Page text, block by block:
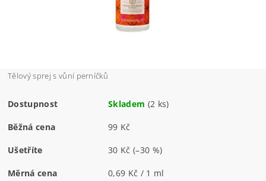
Tělový sprej s vůní perníčků
Dostupnost Skladem (2 ks)
Běžná cena 99 Kč
Ušetříte 30 Kč(–30 %)
Měrná cena 0,69 Kč / 1 ml